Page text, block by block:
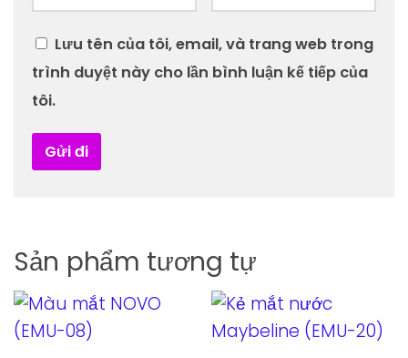
Lưu tên của tôi, email, và trang web trong
trình duyệt này cho lần bình luận kế tiếp của
tôi.
Sản phẩm tương tự